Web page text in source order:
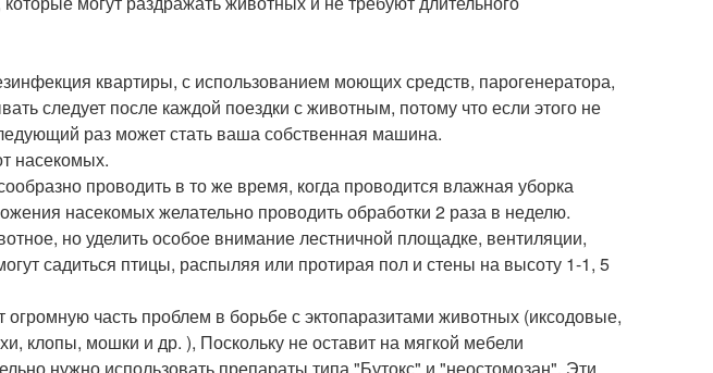
квартиры, с использованием моющих средств, парогенератора,
следует после каждой поездки с животным, потому что если этого не
раз может стать ваша собственная машина.
насекомых.
проводить в то же время, когда проводится влажная уборка
насекомых желательно проводить обработки 2 раза в неделю.
но уделить особое внимание лестничной площадке, вентиляции,
садиться птицы, распыляя или протирая пол и стены на высоту 1-1, 5
часть проблем в борьбе с эктопаразитами животных (иксодовые,
клопы, мошки и др. ), Поскольку не оставит на мягкой мебели